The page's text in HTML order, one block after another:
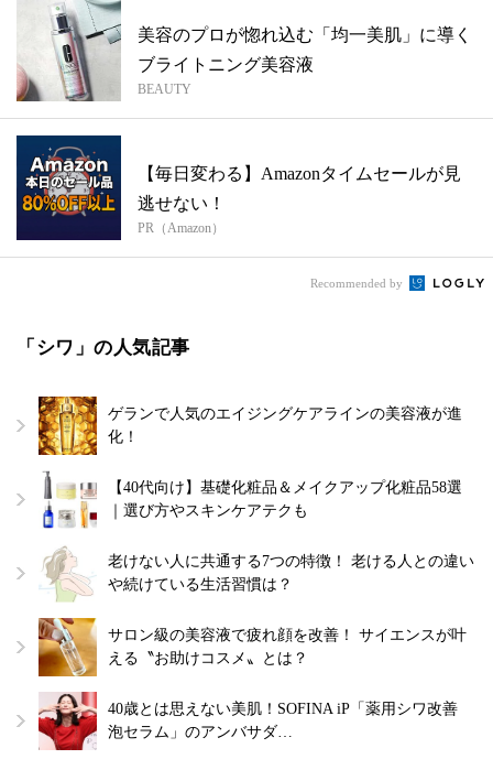
美容のプロが惚れ込む「均一美肌」に導く
ブライトニング美容液
BEAUTY
【毎日変わる】Amazonタイムセールが見
逃せない！
PR（Amazon）
Recommended by
「シワ」の人気記事
ゲランで人気のエイジングケアラインの美容液が進
化！
【40代向け】基礎化粧品＆メイクアップ化粧品58選
｜選び方やスキンケアテクも
老けない人に共通する7つの特徴！ 老ける人との違い
や続けている生活習慣は？
サロン級の美容液で疲れ顔を改善！ サイエンスが叶
える〝お助けコスメ〟とは？
40歳とは思えない美肌！SOFINA iP「薬用シワ改善
泡セラム」のアンバサダ…